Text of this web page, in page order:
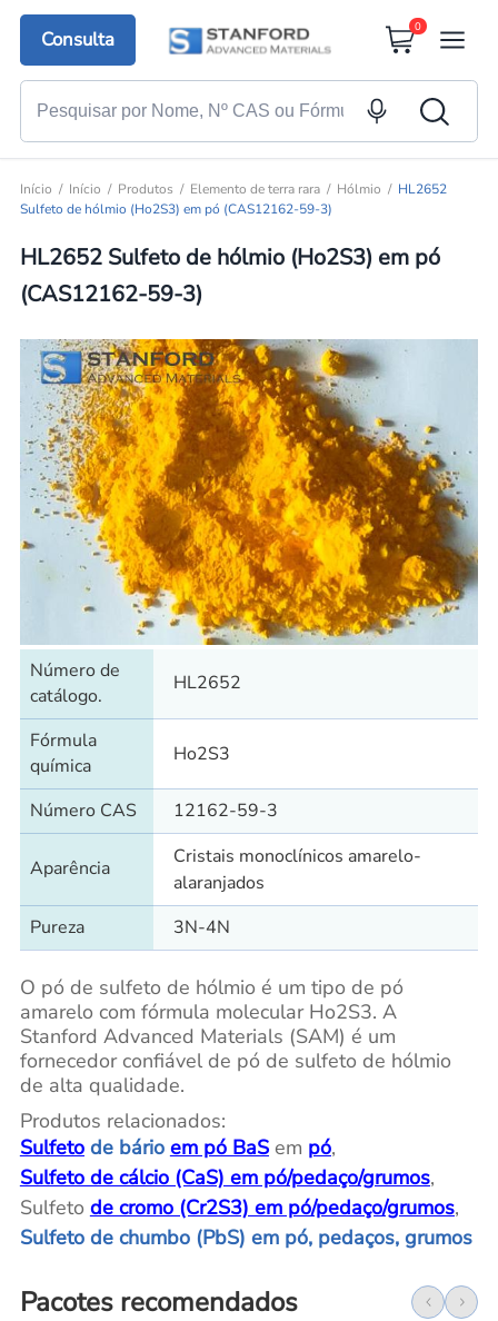
Consulta
0
Início Início Produtos Elemento de terra rara Hólmio
HL2652
Sulfeto de hólmio (Ho2S3) em pó (CAS12162-59-3)
HL2652 Sulfeto de hólmio (Ho2S3) em pó
(CAS12162-59-3)
Número de
catálogo.
HL2652
Fórmula
química
Ho2S3
Número CAS 12162-59-3
Aparência
Cristais monoclínicos amarelo-
alaranjados
Pureza
3N-4N
O pó de sulfeto de hólmio é um tipo de pó
amarelo com fórmula molecular Ho2S3. A
Stanford Advanced Materials (SAM) é um
fornecedor confiável de pó de sulfeto de hólmio
de alta qualidade.
Produtos relacionados:
Sulfetode bário em pó BaSem pó,
Sulfeto de cálcio (CaS) em pó/pedaço/grumos,
Sulfeto de cromo (Cr2S3) em pó/pedaço/grumos,
Sulfeto de chumbo (PbS) em pó, pedaços, grumos
Pacotes recomendados